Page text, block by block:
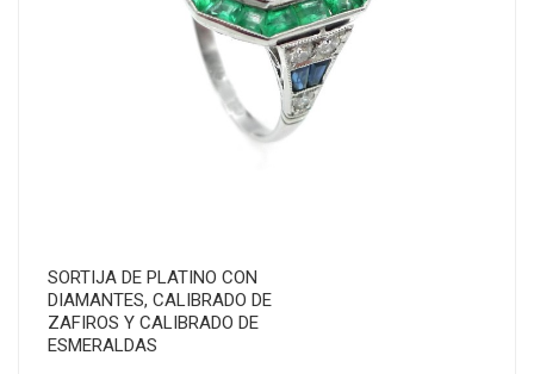
SORTIJA DE PLATINO CON
DIAMANTES, CALIBRADO DE
ZAFIROS Y CALIBRADO DE
ESMERALDAS